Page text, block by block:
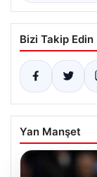
Bizi Takip Edin
Yan Manşet